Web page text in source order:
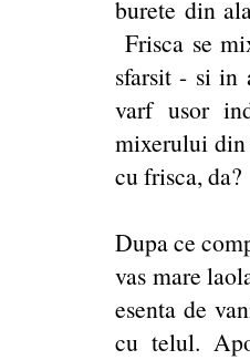
burete din
Frisca se
sfarsit - si in
varf usor
mixerului din
cu frisca, da?
Dupa ce
vas mare
esenta de
cu telul.